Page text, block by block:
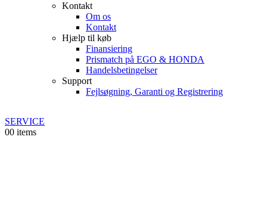
Kontakt
Om os
Kontakt
Hjælp til køb
Finansiering
Prismatch på EGO & HONDA
Handelsbetingelser
Support
Fejlsøgning, Garanti og Registrering
SERVICE
00 items